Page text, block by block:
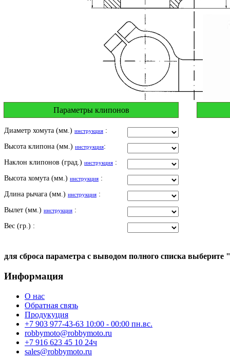
Параметры клипонов
Диаметр хомута (мм.) инструкция :
Высота клипона (мм.) инструкция:
Наклон клипонов (град.) инструкция :
Высота хомута (мм.) инструкция :
Длина рычага (мм.) инструкция :
Вылет (мм.) инструкция :
Вес (гр.) :
для сброса параметра с выводом полного списка
Информация
О нас
Обратная связь
Продукуция
+7 903 977-43-63 10:00 - 00:00 пн.вс.
robbymoto@robbymoto.ru
+7 916 623 45 10 24ч
sales@robbymoto.ru